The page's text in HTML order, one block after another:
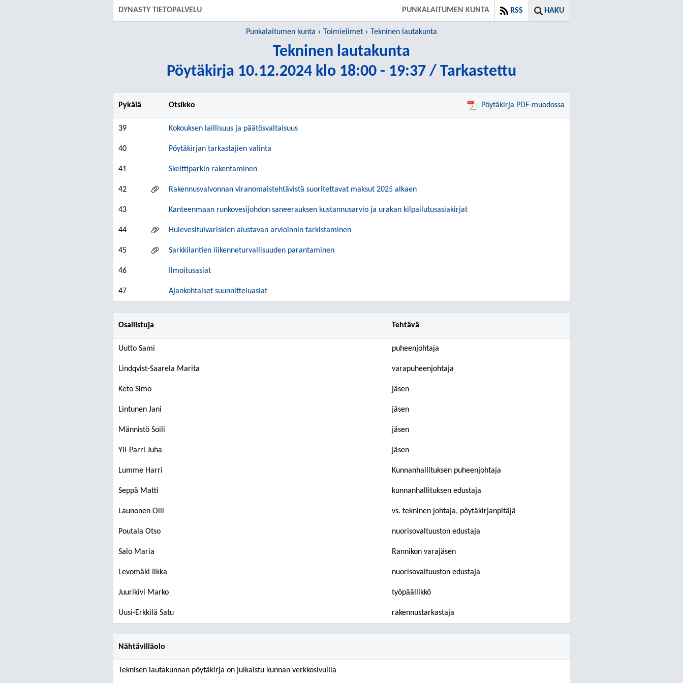
DYNASTY TIETOPALVELU HAKU
RSS
PUNKALAITUMEN KUNTA
Punkalaitumen kunta Toimielimet Tekninen lautakunta
Tekninen lautakunta
Pöytäkirja 10.12.2024 klo 18:00 - 19:37 / Tarkastettu
Pykälä Otsikko Pöytäkirja PDF-muodossa
39 Kokouksen laillisuus ja päätösvaltaisuus
40 Pöytäkirjan tarkastajien valinta
41 Skeittiparkin rakentaminen
42 Rakennusvalvonnan viranomaistehtävistä suoritettavat maksut 2025 alkaen
43 Kanteenmaan runkovesijohdon saneerauksen kustannusarvio ja urakan kilpailutusasiakirjat
44 Hulevesitulvariskien alustavan arvioinnin tarkistaminen
45 Sarkkilantien liikenneturvallisuuden parantaminen
46 Ilmoitusasiat
47 Ajankohtaiset suunnitteluasiat
Osallistuja Tehtävä
Uutto Sami puheenjohtaja
Lindqvist-Saarela Marita varapuheenjohtaja
Keto Simo jäsen
Lintunen Jani jäsen
Männistö Soili jäsen
Yli-Parri Juha jäsen
Lumme Harri Kunnanhallituksen puheenjohtaja
Seppä Matti kunnanhallituksen edustaja
Launonen Olli vs. tekninen johtaja, pöytäkirjanpitäjä
Poutala Otso nuorisovaltuuston edustaja
Salo Maria Rannikon varajäsen
Levomäki Ilkka nuorisovaltuuston edustaja
Juurikivi Marko työpäällikkö
Uusi-Erkkilä Satu rakennustarkastaja
Nähtävilläolo
Teknisen lautakunnan pöytäkirja on julkaistu kunnan verkkosivuilla